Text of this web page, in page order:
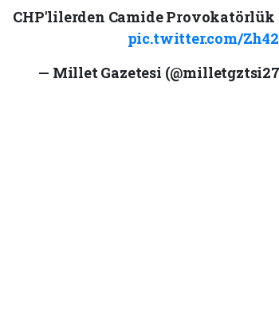
CHP'lilerden Camide Provokatörlük
pic.twitter.com/
— Millet Gazetesi